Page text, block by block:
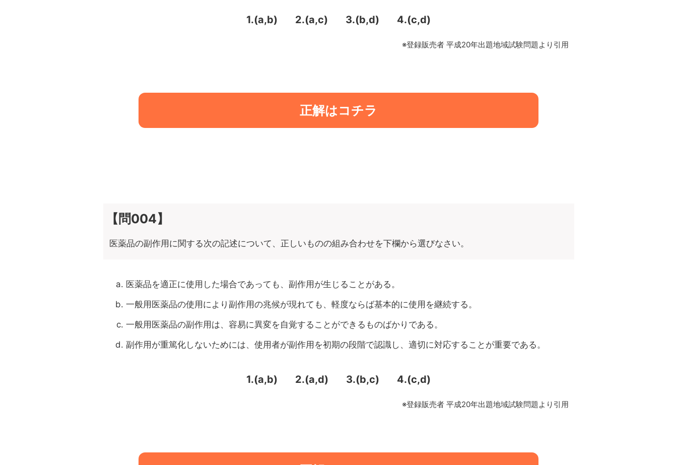
1.(a,b) 2.(a,c) 3.(b,d) 4.(c,d)
※登録販売者 平成20年出題地域試験問題より引用
正解はコチラ
【問004】
医薬品の副作用に関する次の記述について、正しいものの組み合わせを下欄から選びなさい。
医薬品を適正に使用した場合であっても、副作用が生じることがある。
一般用医薬品の使用により副作用の兆候が現れても、軽度ならば基本的に使用を継続する。
一般用医薬品の副作用は、容易に異変を自覚することができるものばかりである。
副作用が重篤化しないためには、使用者が副作用を初期の段階で認識し、適切に対応することが重要である。
1.(a,b) 2.(a,d) 3.(b,c) 4.(c,d)
※登録販売者 平成20年出題地域試験問題より引用